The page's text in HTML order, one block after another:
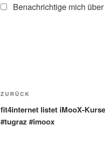
Benachrichtige mich
Beitragsnavigation
Vorheriger
Beitrag
ZURÜCK
fit4internet listet iMooX-Kurse
#tugraz #imoox